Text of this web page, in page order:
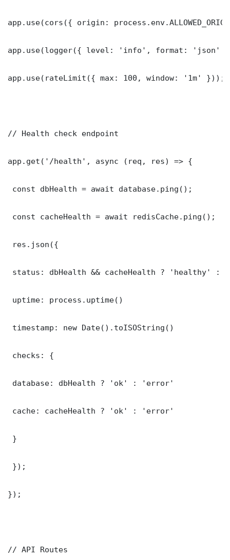
app.use(cors({ origin:
app.use(logger({ level: 'info', format: 'json'
app.use(rateLimit({ max: 100, window: '1m' }));
// Health check endpoint
app.get('/health', async (req, res) => {
const dbHealth = await database.ping();
const cacheHealth = await redisCache.ping();
res.json({
status: dbHealth && cacheHealth ? 'healthy' :
uptime: process.uptime()
timestamp: new Date().toISOString()
checks: {
database: dbHealth ? 'ok' : 'error'
cache: cacheHealth ? 'ok' : 'error'
}
});
});
// API Routes